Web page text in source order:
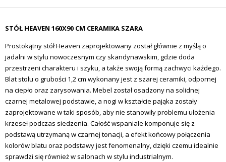
STÓŁ HEAVEN 160X90 CM CERAMIKA SZARA
Prostokątny stół Heaven zaprojektowany został głównie z myślą o
jadalni w stylu nowoczesnym czy skandynawskim, gdzie doda
przestrzeni charakteru i szyku, a także swoją formą zachwyci każdego.
Blat stołu o grubości 1,2 cm wykonany jest z szarej ceramiki, odpornej
na ciepło oraz zarysowania. Mebel został osadzony na solidnej
czarnej metalowej podstawie, a nogi w kształcie pająka zostały
zaprojektowane w taki sposób, aby nie stanowiły problemu ułożenia
krzeseł podczas siedzenia. Całość wspaniale komponuje się z
podstawą utrzymaną w czarnej tonacji, a efekt końcowy połączenia
kolorów blatu oraz podstawy jest fenomenalny, dzięki czemu idealnie
sprawdzi się również w salonach w stylu industrialnym.